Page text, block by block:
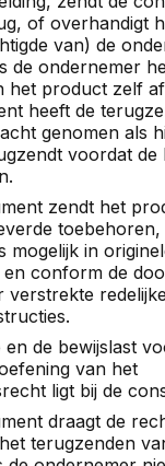
of overhandigt
van) de
de ondernemer
het product zelf
heeft de
genomen als
voordat de
zendt het
toebehoren,
mogelijk in
conform de
verstrekte
de bewijslast
van het
ligt bij de
draagt de
terugzenden